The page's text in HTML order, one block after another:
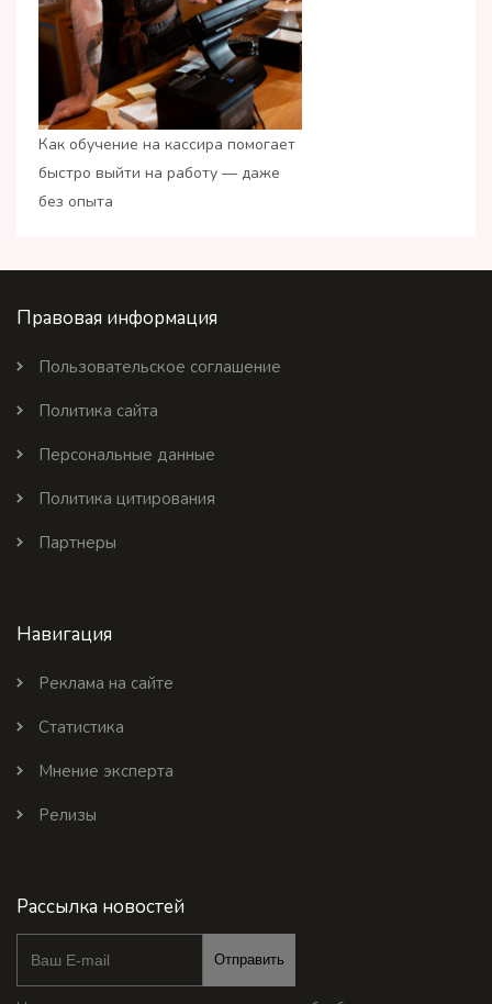
Как обучение на кассира помогает
быстро выйти на работу — даже
без опыта
Правовая информация
Пользовательское соглашение
Политика сайта
Персональные данные
Политика цитирования
Партнеры
Навигация
Реклама на сайте
Статистика
Мнение эксперта
Релизы
Рассылка новостей
Отправить